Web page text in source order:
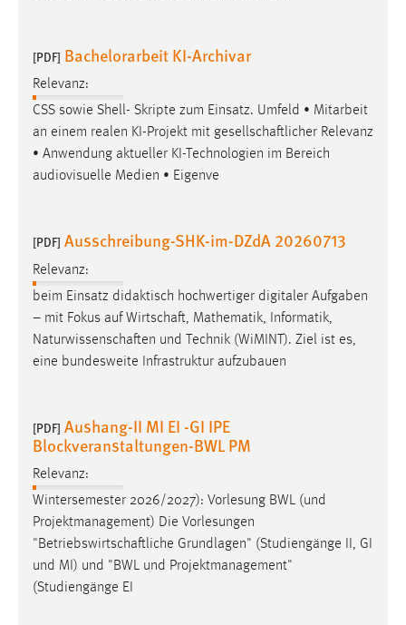
[PDF] Bachelorarbeit KI-Archivar
Relevanz:
CSS sowie Shell- Skripte zum Einsatz. Umfeld • Mitarbeit
an einem realen KI-Projekt mit gesellschaftlicher Relevanz
• Anwendung aktueller KI-Technologien im Bereich
audiovisuelle Medien • Eigenve
[PDF] Ausschreibung-SHK-im-DZdA 20260713
Relevanz:
beim Einsatz didaktisch hochwertiger digitaler Aufgaben
– mit Fokus aufWirtschaft, Mathematik, Informatik,
Naturwissenschaften und Technik (WiMINT). Ziel ist es,
eine bundesweite Infrastruktur aufzubauen
[PDF] Aushang-II MI EI -GI IPE
Blockveranstaltungen-BWL PM
Relevanz:
Wintersemester 2026/2027): Vorlesung BWL (und
Projektmanagement) Die Vorlesungen
"Betriebswirtschaftliche Grundlagen" (Studiengänge II, GI
und MI) und "BWL und Projektmanagement"
(Studiengänge EI